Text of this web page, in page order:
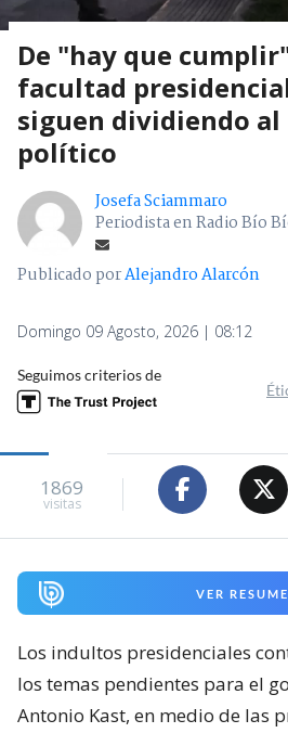
De "hay que
facultad
siguen dividiendo al
político
Josefa Sciammaro
Periodista en Radio Bío
Publicado porAlejandro Alarcón
Domingo 09 Agosto, 2026 | 08:12
Seguimos criterios de
1869
visitas
VER
Los indultos presidenciales
los temas pendientes para el
Antonio Kast, en medio de las